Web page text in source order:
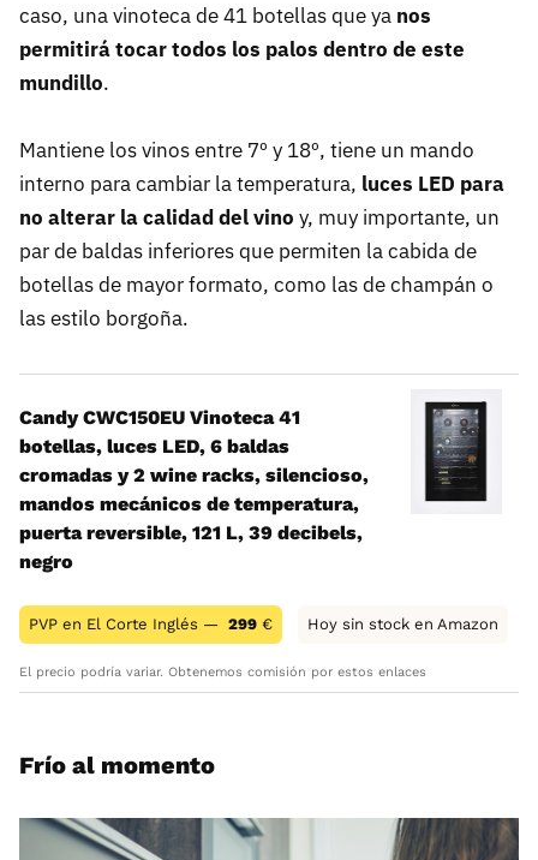
caso, una vinoteca de 41 botellas que ya nos
permitirá tocar todos los palos dentro de este
mundillo.
Mantiene los vinos entre 7º y 18º, tiene un mando
interno para cambiar la temperatura, luces LED para
no alterar la calidad del vino y, muy importante, un
par de baldas inferiores que permiten la cabida de
botellas de mayor formato, como las de champán o
las estilo borgoña.
Candy CWC150EU Vinoteca 41
botellas, luces LED, 6 baldas
cromadas y 2 wine racks, silencioso,
mandos mecánicos de temperatura,
puerta reversible, 121 L, 39 decibels,
negro
PVP en El Corte Inglés — 299 € Hoy sin stock en Amazon
El precio podría variar. Obtenemos comisión por estos enlaces
Frío al momento